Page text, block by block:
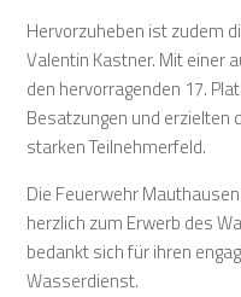
Hervorzuheben ist zudem
Valentin Kastner. Mit einer
den hervorragenden 17.
Besatzungen und erzielten
starken Teilnehmerfeld.
Die Feuerwehr
herzlich zum Erwerb des
bedankt sich für ihren
Wasserdienst.